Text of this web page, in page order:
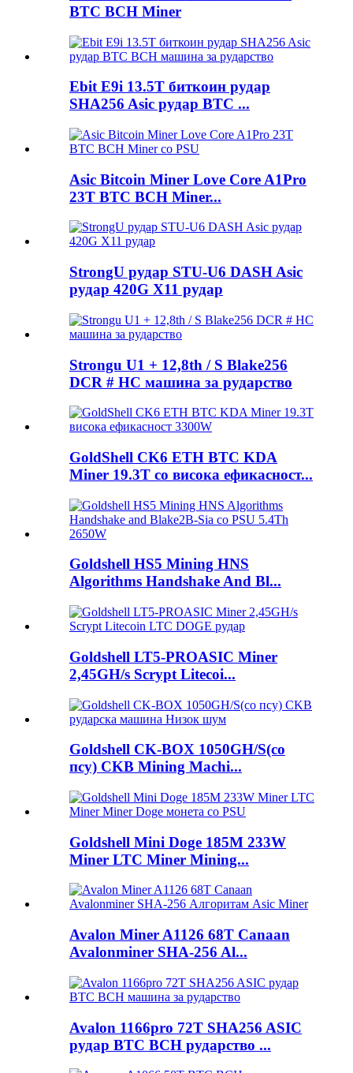
BTC BCH Miner
Ebit E9i 13.5T биткоин рудар
SHA256 Asic рудар BTC ...
Asic Bitcoin Miner Love Core A1Pro
23T BTC BCH Miner...
StrongU рудар STU-U6 DASH Asic
рудар 420G X11 рудар
Strongu U1 + 12,8th / S Blake256
DCR # HC машина за рударство
GoldShell CK6 ETH BTC KDA
Miner 19.3T со висока ефикасност...
Goldshell HS5 Mining HNS
Algorithms Handshake And Bl...
Goldshell LT5-PROASIC Miner
2,45GH/s Scrypt Litecoi...
Goldshell CK-BOX 1050GH/S(со
псу) CKB Mining Machi...
Goldshell Mini Doge 185M 233W
Miner LTC Miner Mining...
Avalon Miner A1126 68T Canaan
Avalonminer SHA-256 Al...
Avalon 1166pro 72T SHA256 ASIC
рудар BTC BCH рударство ...